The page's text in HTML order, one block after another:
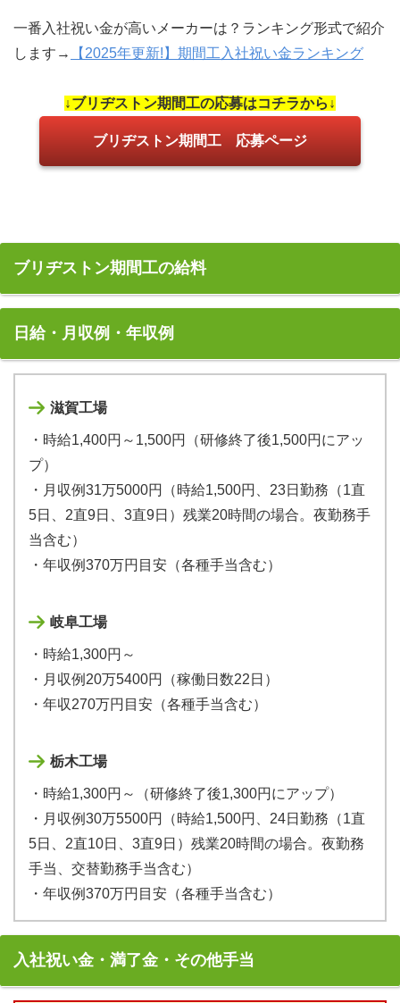
一番入社祝い金が高いメーカーは？ランキング形式で紹介
します→
【2025年更新!】期間工入社祝い金ランキング
↓ブリヂストン期間工の応募はコチラから↓
ブリヂストン期間工 応募ページ
ブリヂストン期間工の給料
日給・月収例・年収例
滋賀工場
・時給1,400円～1,500円（研修終了後1,500円にアッ
プ）
・月収例31万5000円（時給1,500円、23日勤務（1直
5日、2直9日、3直9日）残業20時間の場合。夜勤務手
当含む）
・年収例370万円目安（各種手当含む）
岐阜工場
・時給1,300円～
・月収例20万5400円（稼働日数22日）
・年収270万円目安（各種手当含む）
栃木工場
・時給1,300円～（研修終了後1,300円にアップ）
・月収例30万5500円（時給1,500円、24日勤務（1直
5日、2直10日、3直9日）残業20時間の場合。夜勤務
手当、交替勤務手当含む）
・年収例370万円目安（各種手当含む）
入社祝い金・満了金・その他手当